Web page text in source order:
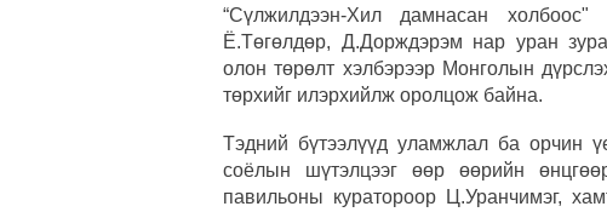
“Сүлжилдээн-Хил дамнасан холбоос"
Ё.Төгөлдөр, Д.Дорждэрэм нар уран
олон төрөлт хэлбэрээр Монголын
төрхийг илэрхийлж оролцож байна.
Тэдний бүтээлүүд уламжлал ба орчин
соёлын шүтэлцээг өөр өөрийн
павильоны куратороор Ц.Уранчимэг,